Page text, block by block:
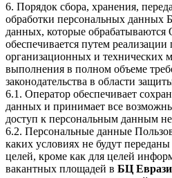
6. Порядок сбора, хранения,
обработки персональных данных
данных, которые обрабатываются
обеспечивается путем
организационных и технических
выполнения в полном объеме
законодательства в области
6.1. Оператор обеспечивает
данных и принимает все
доступ к персональным данным
6.2. Персональные данные
каких условиях не будут
целей, кроме как для целей
вакантных площадей в БЦ